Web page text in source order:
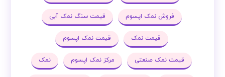
فروش نمک اپسوم قیمت سنگ نمک آبی
قیمت نمک قیمت نمک اپسوم
قیمت نمک صنعتی مرکز نمک اپسوم نمک